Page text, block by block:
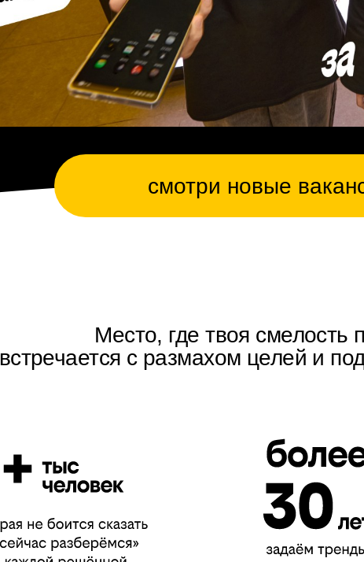
смотри новые
Место, где твоя смелость
встречается с размахом целей и